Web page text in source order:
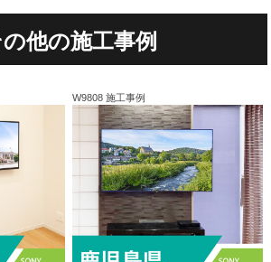
他の施工事例
W9808 施工事例